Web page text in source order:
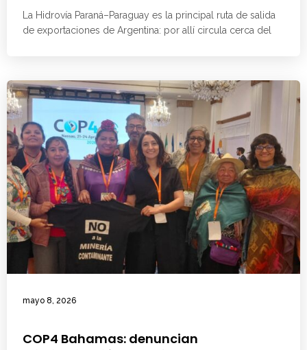
La Hidrovía Paraná–Paraguay es la principal ruta de salida
de exportaciones de Argentina: por allí circula cerca del
mayo 8, 2026
COP4 Bahamas: denuncian